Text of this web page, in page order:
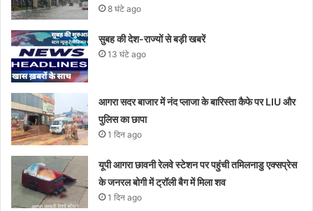
8 घंटे ago
सुबह की देश-राज्यों से बड़ी खबरें
13 घंटे ago
आगरा सदर बाजार में नंद प्लाजा के बारिस्ता कैफे पर LIU और
पुलिस का छापा
1 दिन ago
यूपी आगरा छावनी रेलवे स्टेशन पर पहुंची तमिलनाडु एक्सप्रेस
के जनरल बोगी में ट्रॉली बैग में मिला शव
1 दिन ago